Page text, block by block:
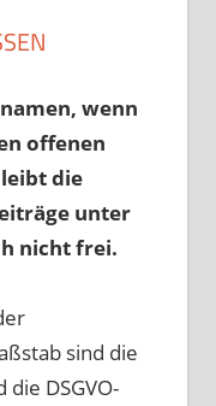
wenn
offenen
die
unter
nicht frei.
sind die
die DSGVO-